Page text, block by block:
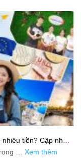
tiền? Cập nhật
… Xem thêm